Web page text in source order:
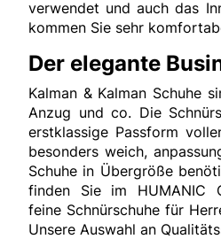
verwendet und auch das
kommen Sie sehr
Der elegante
Kalman & Kalman Schuhe
Anzug und co. Die
erstklassige Passform
besonders weich,
Schuhe in Übergröße
finden Sie im HUMANIC
feine Schnürschuhe für
Unsere Auswahl an